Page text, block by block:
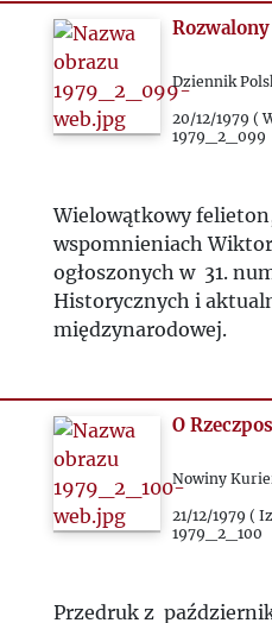
Dziennik
20/12/1979 (
1979_2_099
Wielowątkowy
wspomnieniach
ogłoszonych w 31.
Historycznych i
międzynarodowej.
O
Nowiny
21/12/1979 (
1979_2_100
Przedruk z